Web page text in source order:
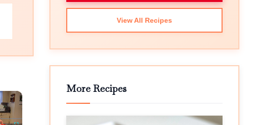
×
View All Recipes
More Recipes